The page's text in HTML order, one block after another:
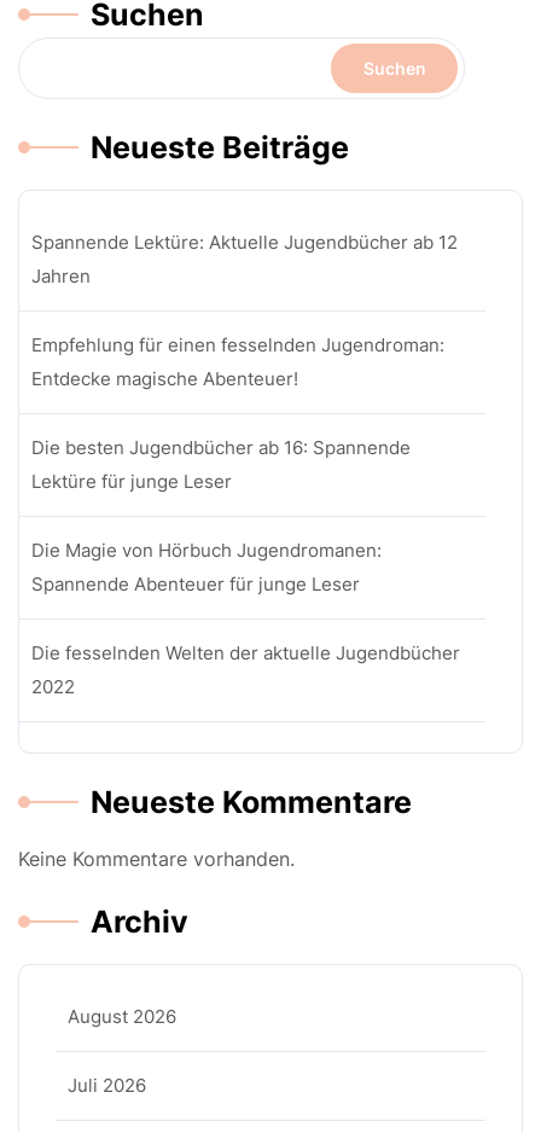
Suchen
Suchen
Neueste Beiträge
Spannende Lektüre: Aktuelle Jugendbücher ab 12
Jahren
Empfehlung für einen fesselnden Jugendroman:
Entdecke magische Abenteuer!
Die besten Jugendbücher ab 16: Spannende
Lektüre für junge Leser
Die Magie von Hörbuch Jugendromanen:
Spannende Abenteuer für junge Leser
Die fesselnden Welten der aktuelle Jugendbücher
2022
Neueste Kommentare
Keine Kommentare vorhanden.
Archiv
August 2026
Juli 2026